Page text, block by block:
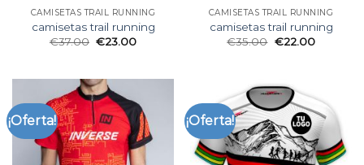
CAMISETAS TRAIL RUNNING
camisetas trail running
€37.00 €23.00
CAMISETAS TRAIL RUNNING
camisetas trail running
€35.00 €22.00
¡Oferta! ¡Oferta!